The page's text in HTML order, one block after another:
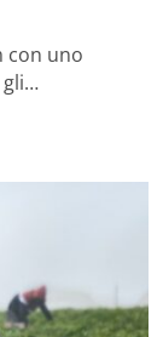
con uno
gli…